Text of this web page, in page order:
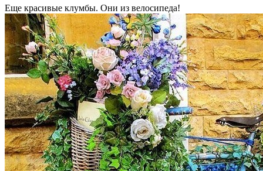
Еще красивые клумбы. Они из велосипеда!